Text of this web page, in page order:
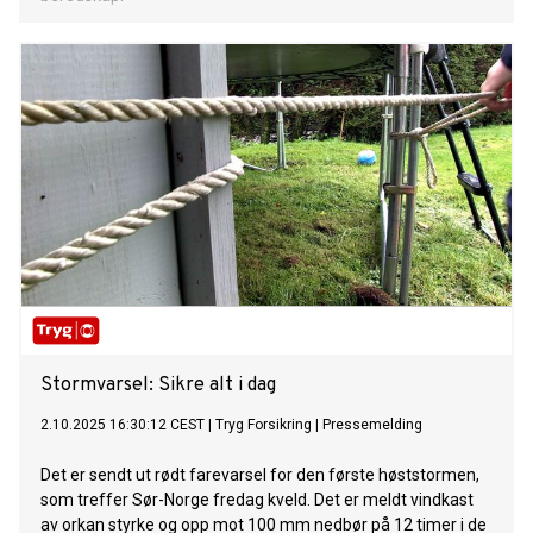
Stormvarsel: Sikre alt i dag
2.10.2025 16:30:12 CEST Tryg Forsikring Pressemelding
Det er sendt ut rødt farevarsel for den første høststormen,
som treffer Sør-Norge fredag kveld. Det er meldt vindkast
av orkan styrke og opp mot 100 mm nedbør på 12 timer i de